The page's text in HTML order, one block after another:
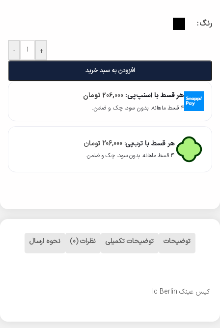
رنگ
- +
افزودن به سبد خرید
هر قسط با اسنپ‌پی: 206,000 تومان
۴ قسط ماهانه. بدون سود، چک و ضامن.
هر قسط با ترب‌پی: 206,000 تومان
۴ قسط ماهانه. بدون سود، چک و ضامن.
توضیحات توضیحات تکمیلی نظرات (0) نحوه ارسال
کیس عینک Ic Berlin